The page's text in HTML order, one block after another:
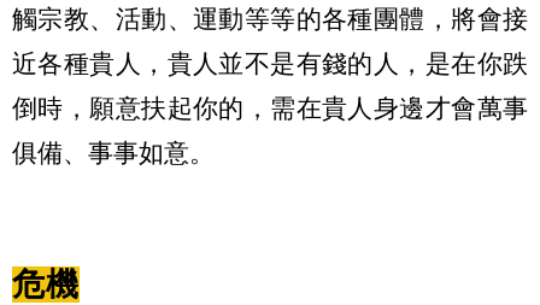
觸宗教、活動、運動等等的各種團體，將會接
近各種貴人，貴人並不是有錢的人，是在你跌
倒時，願意扶起你的，需在貴人身邊才會萬事
俱備、事事如意。
危機